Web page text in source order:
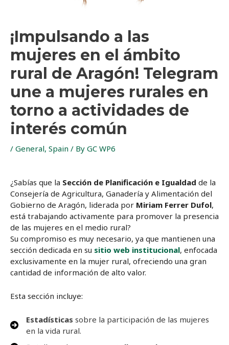
¡Impulsando a las
mujeres en el ámbito
rural de Aragón! Telegram
une a mujeres rurales en
torno a actividades de
interés común
/ General, Spain / By GC WP6
¿Sabías que la Sección de Planificación e Igualdad de la
Consejería de Agricultura, Ganadería y Alimentación del
Gobierno de Aragón, liderada por Miriam Ferrer Dufol,
está trabajando activamente para promover la presencia
de las mujeres en el medio rural?
Su compromiso es muy necesario, ya que mantienen una
sección dedicada en su sitio web institucional, enfocada
exclusivamente en la mujer rural, ofreciendo una gran
cantidad de información de alto valor.
Esta sección incluye:
Estadísticas sobre la participación de las mujeres
en la vida rural.